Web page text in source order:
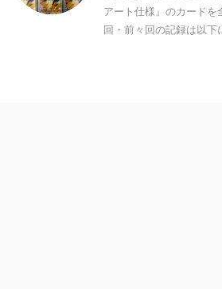
アート仕様』のカード
回・前々回の記録は以下